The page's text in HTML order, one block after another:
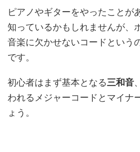
ピアノやギターをやったことが
知っているかもしれませんが、
音楽に欠かせないコードという
です。
初心者はまず基本となる三和音
われるメジャーコードとマイナ
ょう。